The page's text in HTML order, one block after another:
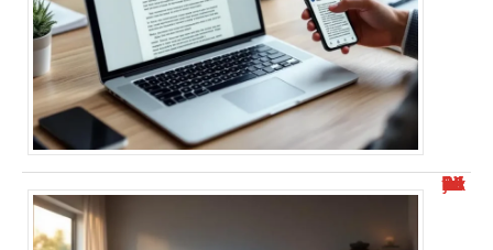
Wiflix nouvelle adresse : toutes les infos en juin 2025